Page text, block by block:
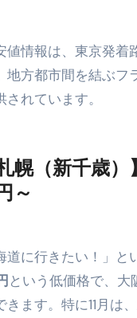
値情報は、東京発着
地方都市間を結ぶフ
れています。
幌（新千歳）
～
道に行きたい！」と
という低価格で、大
ます。特に11月は、